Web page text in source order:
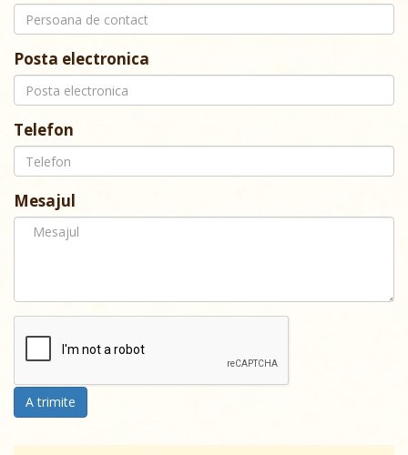
Posta electronica
Telefon
Mesajul
A trimite